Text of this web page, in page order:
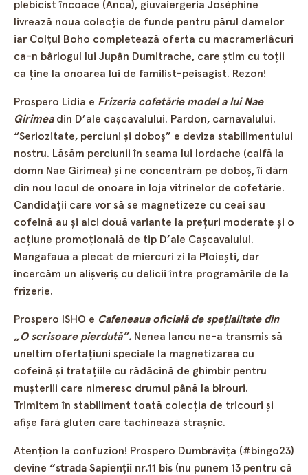
plebicist încoace (Anca), giuvaiergeria Joséphine
livrează noua colecţie de funde pentru părul damelor
iar Colţul Boho completează oferta cu macramerlâcuri
ca-n bârlogul lui Jupân Dumitrache, care ştim cu toţii
că ţine la onoarea lui de familist-peisagist. Rezon!
Prospero Lidia e Frizeria cofetărie model a lui Nae
Girimeadin D’ale caşcavalului. Pardon, carnavalului.
“Seriozitate, perciuni şi doboş” e deviza stabilimentului
nostru. Lăsăm perciunii în seama lui Iordache (calfă la
domn Nae Girimea) şi ne concentrăm pe doboş, îi dăm
din nou locul de onoare in loja vitrinelor de cofetărie.
Candidaţii care vor să se magnetizeze cu ceai sau
cofeină au şi aici două variante la preţuri moderate şi o
acţiune promoţională de tip D’ale Caşcavalului.
Mangafaua a plecat de miercuri zi la Ploieşti, dar
încercăm un alişveriş cu delicii între programările de la
frizerie.
Prospero ISHO e Cafeneaua oficială de speţialitate din
„O scrisoare pierdută”. Nenea Iancu ne-a transmis să
uneltim ofertaţiuni speciale la magnetizarea cu
cofeină şi trataţiile cu rădăcină de ghimbir pentru
muşteriii care nimeresc drumul până la birouri.
Trimitem în stabiliment toată colecţia de tricouri şi
afişe fără gluten care tachinează straşnic.
Atenţion la confuzion! Prospero Dumbrăviţa (#bingo23)
devine “strada Sapienţii nr.11 bis (nu punem 13 pentru că